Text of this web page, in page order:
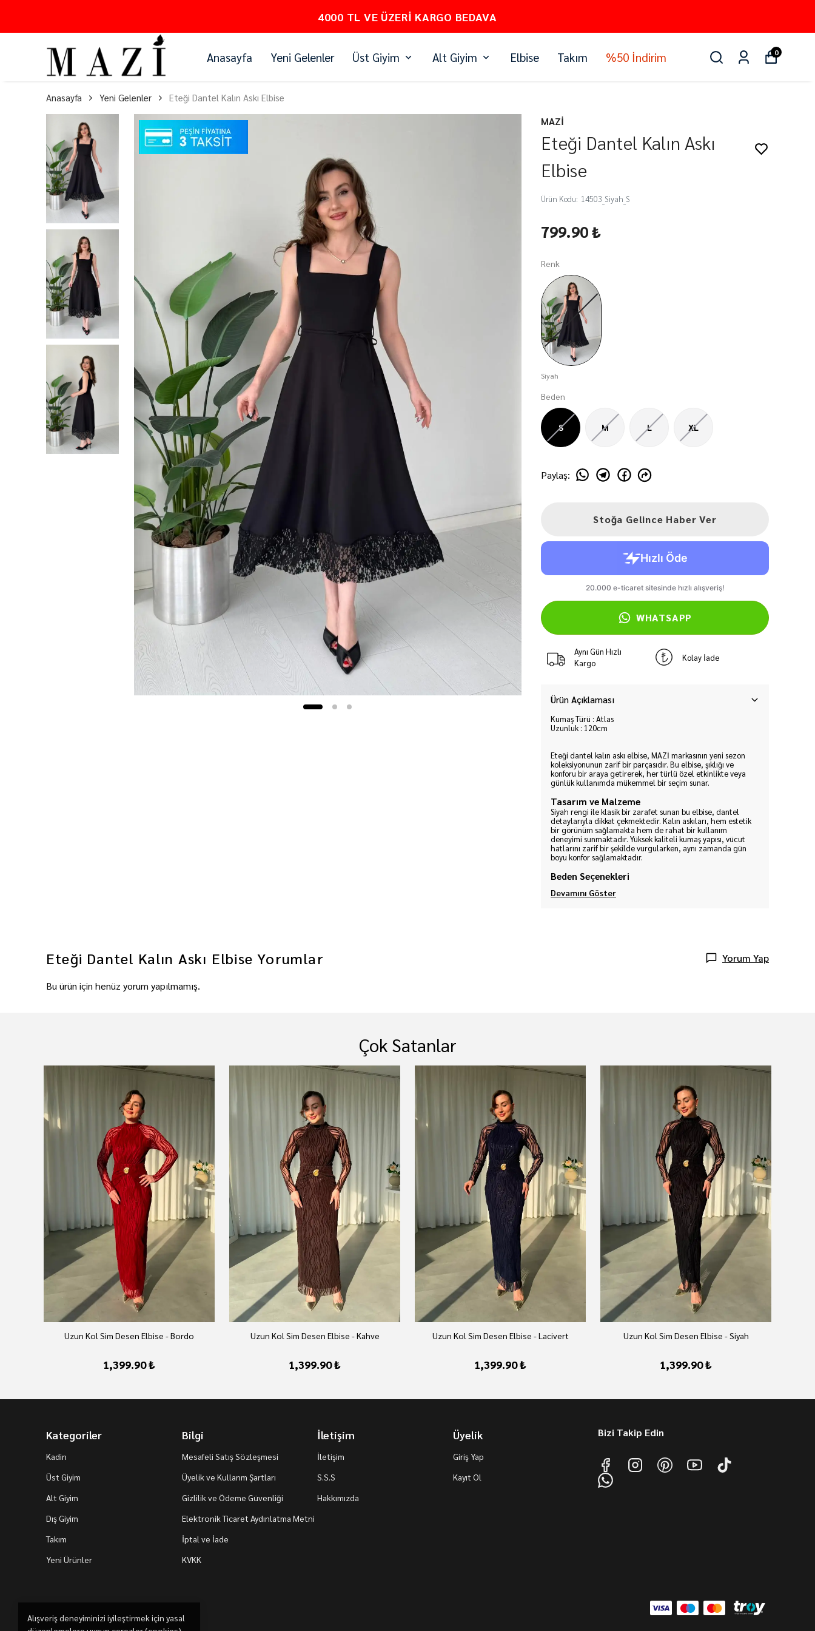
PEŞİN FİYATINA 3 TAKSİT
Anasayfa Yeni Gelenler Üst Giyim Alt Giyim Elbise Takım %50 İndirim 0
Alışveriş deneyiminizi iyileştirmek için yasal
Anasayfa Yeni Gelenler Eteği Dantel Kalın Askı Elbise
MAZİ
Eteği Dantel Kalın Askı
Elbise
Ürün Kodu: 14503_Siyah_S
799.90 ₺
Renk
Siyah
Beden
S M L XL
Paylaş:
Stoğa Gelince Haber Ver
WHATSAPP
Aynı Gün Hızlı
Kargo
Kolay İade
Ürün Açıklaması
Kumaş Türü : Atlas
Uzunluk : 120cm
Eteği dantel kalın askı elbise, MAZİ markasının yeni sezon
koleksiyonunun zarif bir parçasıdır. Bu elbise, şıklığı ve
konforu bir araya getirerek, her türlü özel etkinlikte veya
günlük kullanımda mükemmel bir seçim sunar.
Tasarım ve Malzeme
Siyah rengi ile klasik bir zarafet sunan bu elbise, dantel
detaylarıyla dikkat çekmektedir. Kalın askıları, hem estetik
bir görünüm sağlamakta hem de rahat bir kullanım
deneyimi sunmaktadır. Yüksek kaliteli kumaş yapısı, vücut
hatlarını zarif bir şekilde vurgularken, aynı zamanda gün
boyu konfor sağlamaktadır.
Beden Seçenekleri
Devamını Göster
Eteği Dantel Kalın Askı Elbise Yorumlar Yorum Yap
Bu ürün için henüz yorum yapılmamış.
Çok Satanlar
Uzun Kol Sim Desen Elbise - Bordo
1,399.90 ₺
Uzun Kol Sim Desen Elbise - Kahve
1,399.90 ₺
Uzun Kol Sim Desen Elbise - Lacivert
1,399.90 ₺
Uzun Kol Sim Desen Elbise - Siyah
1,399.90 ₺
Kategoriler
Kadin
Üst Giyim
Alt Giyim
Dış Giyim
Takım
Yeni Ürünler
Bilgi
Mesafeli Satış Sözleşmesi
Üyelik ve Kullanm Şartları
Gizlilik ve Ödeme Güvenliği
Elektronik Ticaret Aydınlatma Metni
İptal ve İade
KVKK
İletişim
İletişim
S.S.S
Hakkımızda
Üyelik
Giriş Yap
Kayıt Ol
Bizi Takip Edin